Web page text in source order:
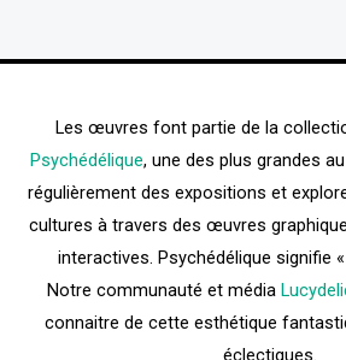
Les œuvres font partie de la
Psychédélique, une des plus grandes
régulièrement des expositions et
cultures à travers des œuvres
interactives. Psychédélique signifie
Notre communauté et média
connaitre de cette esthétique
éclectiques.